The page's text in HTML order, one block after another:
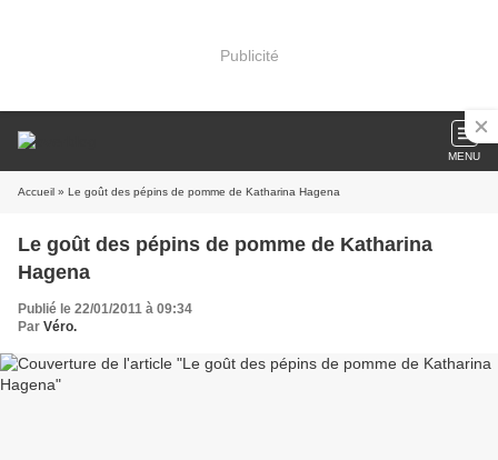
Publicité
MENU
Accueil » Le goût des pépins de pomme de Katharina Hagena
Le goût des pépins de pomme de Katharina
Hagena
Publié le 22/01/2011 à 09:34
Par Véro.